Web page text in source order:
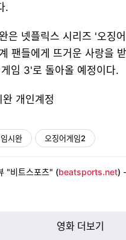
.
은 넷플릭스 시리즈 '오징
팬들에게 뜨거운 사랑을
임 3'로 돌아올 예정이다.
개인계정
임시완 오징어게임2
"비트스포츠" (beatsports.net)
영화 더보기